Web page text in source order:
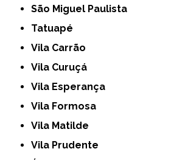
São Miguel Paulista
Tatuapé
Vila Carrão
Vila Curuçá
Vila Esperança
Vila Formosa
Vila Matilde
Vila Prudente